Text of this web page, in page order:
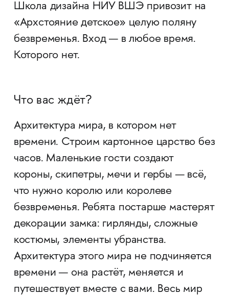
Школа дизайна НИУ ВШЭ привозит на
«Архстояние детское» целую поляну
безвременья. Вход — в любое время.
Которого нет.
Что вас ждёт?
Архитектура мира, в котором нет
времени. Строим картонное царство без
часов. Маленькие гости создают
короны, скипетры, мечи и гербы — всё,
что нужно королю или королеве
безвременья. Ребята постарше мастерят
декорации замка: гирлянды, сложные
костюмы, элементы убранства.
Архитектура этого мира не подчиняется
времени — она растёт, меняется и
путешествует вместе с вами. Весь мир